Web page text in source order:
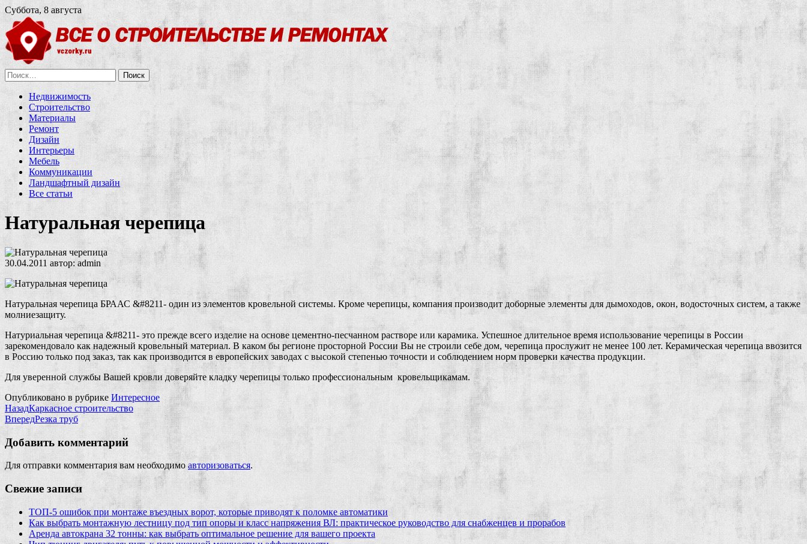
Суббота, 8 августа
Найти:
Недвижимость
Строительство
Материалы
Ремонт
Дизайн
Интерьеры
Мебель
Коммуникации
Ландшафтный дизайн
Все статьи
Натуральная черепица
30.04.2011 автор: admin
Натуральная черепица БРААС &#8211- один из элементов кровельной системы. Кроме черепицы, компания производит доборные элементы для дымоходов, окон, водосточных систем, а также
молниезащиту.
Натуриальная черепица &#8211- это прежде всего изделие на основе цементно-песчанном растворе или карамика. Успешное длительное время использование черепицы в России
зарекомендовало как надежный кровельный материал.В каком бы регионе просторной России Вы не строили себе дом, черепица прослужит не менее 100 лет. Керамическая черепица ввозится
в Россию только под заказ, так как производится в европейских заводах с высокой степенью точности и соблюдением норм проверки качества продукции.
Для уверенной службы Вашей кровли доверяйте кладку черепицы только профессиональным кровельщикамам.
Опубликовано в рубрике Интересное
НазадКаркасное строительство
ВпередРезка труб
Добавить комментарий
Для отправки комментария вам необходимоавторизоваться.
Свежие записи
ТОП-5 ошибок при монтаже въездных ворот, которые приводят к поломке автоматики
Как выбрать монтажную лестницу под тип опоры и класс напряжения ВЛ: практическое руководство для снабженцев и прорабов
Аренда автокрана 32 тонны: как выбрать оптимальное решение для вашего проекта